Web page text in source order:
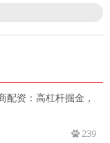
配资：高杠杆掘金，
239